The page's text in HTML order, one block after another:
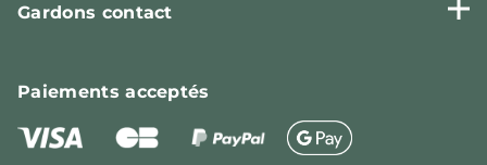
Gardons contact
Paiementsacceptés